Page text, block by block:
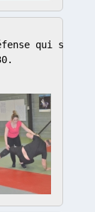
qui se